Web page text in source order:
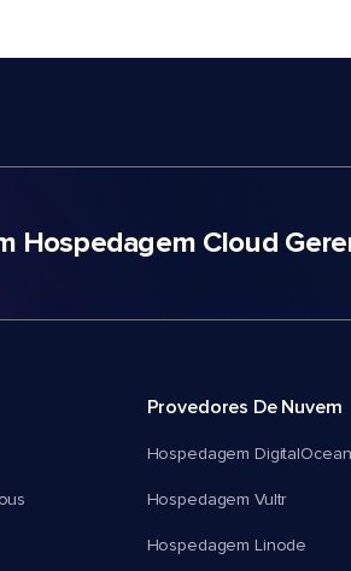
Hospedagem Cloud
Provedores De Nuvem
Hospedagem DigitalOcean
Hospedagem Vultr
Hospedagem Linode